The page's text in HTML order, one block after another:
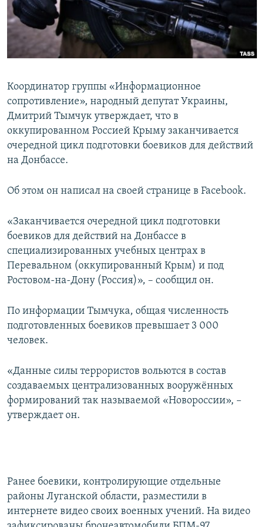
ПОБЕДИТЕЛЕЙ НЕ СУДЯТ?
КРЫМ.НЕПОКОРЕННЫЙ
ELIFBE
ПРИСОЕДИНЯЙТЕСЬ!
Все сайты RFE/RL
Координатор группы «Информационное
сопротивление», народный депутат Украины,
Дмитрий Тымчук утверждает, что в
оккупированном Россией Крыму заканчивается
очередной цикл подготовки боевиков для действий
на Донбассе.
Об этом он написал на своей странице в Facebook.
«Заканчивается очередной цикл подготовки
боевиков для действий на Донбассе в
специализированных учебных центрах в
Перевальном (оккупированный Крым) и под
Ростовом-на-Дону (Россия)», – сообщил он.
По информации Тымчука, общая численность
подготовленных боевиков превышает 3 000
человек.
«Данные силы террористов вольются в состав
создаваемых централизованных вооружённых
формирований так называемой «Новороссии», –
утверждает он.
Ранее боевики, контролирующие отдельные
районы Луганской области, разместили в
интернете видео своих военных учений. На видео